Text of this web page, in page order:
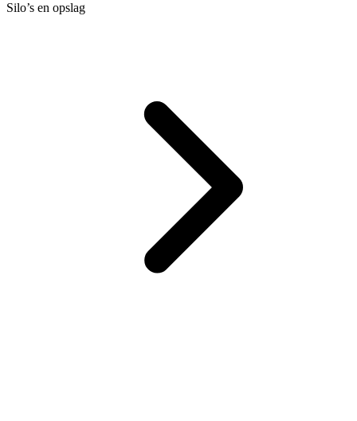
Silo’s en opslag